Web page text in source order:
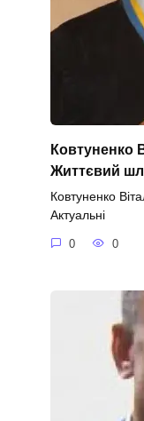
Ковтуненко
Життєвий
Ковтуненко
Актуальні
0 0